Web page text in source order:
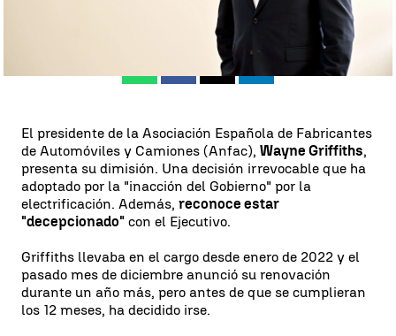
13 de junio de 2024, 16:28
13 de junio de 2024, 16:24
WhatsappFacebook
X Linkedin
El presidente de la Asociación Española de Fabricantes
de Automóviles y Camiones (Anfac), Wayne Griffiths,
presenta su dimisión. Una decisión irrevocable que ha
adoptado por la "inacción del Gobierno" por la
electrificación. Además, reconoce estar
"decepcionado" con el Ejecutivo.
Griffiths llevaba en el cargo desde enero de 2022 y el
pasado mes de diciembre anunció su renovación
durante un año más, pero antes de que se cumplieran
los 12 meses, ha decidido irse.